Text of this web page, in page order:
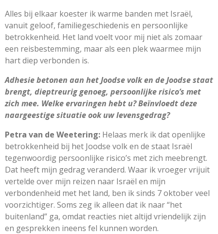
Alles bij elkaar koester ik warme banden met Israël,
vanuit geloof, familiegeschiedenis en persoonlijke
betrokkenheid. Het land voelt voor mij niet als zomaar
een reisbestemming, maar als een plek waarmee mijn
hart diep verbonden is.
Adhesie betonen aan het Joodse volk en de Joodse staat
brengt, dieptreuriggenoeg, persoonlijke risico’s met
zich mee. Welke ervaringen hebt u?Beïnvloedt deze
naargeestige situatie ook uw levensgedrag?
Petra van de Weetering: Helaas merk ik dat openlijke
betrokkenheid bij het Joodse volk en de staat Israël
tegenwoordig persoonlijke risico’s met zich meebrengt.
Dat heeft mijn gedrag veranderd. Waar ik vroeger vrijuit
vertelde over mijn reizen naar Israël en mijn
verbondenheid met het land, ben ik sinds 7 oktober veel
voorzichtiger. Soms zeg ik alleen dat ik naar “het
buitenland” ga, omdat reacties niet altijd vriendelijk zijn
en gesprekken ineens fel kunnen worden.